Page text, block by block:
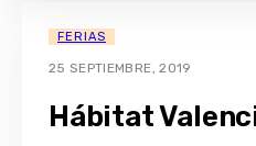
FERIAS
25 SEPTIEMBRE, 2019
Hábitat